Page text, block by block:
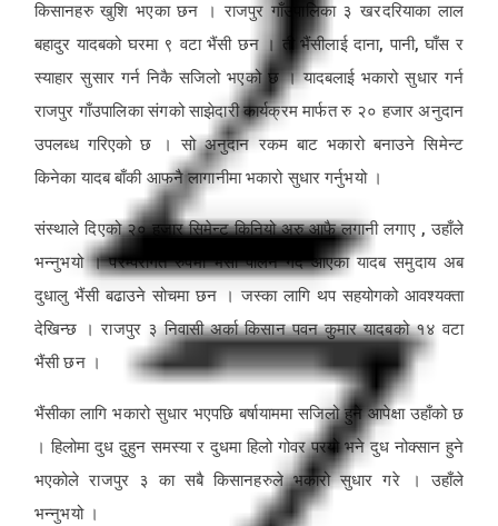
किसानहरु खुशि भएका छन । राजपुर गाँउपालिका ३ खरदरियाका लाल
बहादुर यादबको घरमा ९ वटा भैंसी छन । ती भैंसीलाई दाना, पानी, घाँस र
स्याहार सुसार गर्न निकै सजिलो भएको छ । यादबलाई भकारो सुधार गर्न
राजपुर गाँउपालिका संगको साझेदारी कार्यक्रम मार्फत रु २० हजार अनुदान
उपलब्ध गरिएको छ । सो अनुदान रकम बाट भकारो बनाउने सिमेन्ट
किनेका यादब बाँकी आफनै लागानीमा भकारो सुधार गर्नुभयो ।
संस्थाले दिएको २० हजार सिमेन्ट किनियो अरु आफै लगानी लगाए , उहाँले
भन्नुभयो । परम्परागत रुपमा भैंसी पालन गर्दै आएका यादब समुदाय अब
दुधालु भैंसी बढाउने सोचमा छन । जस्का लागि थप सहयोगको आवश्यक्ता
देखिन्छ । राजपुर ३ निवासी अर्का किसान पवन कुमार यादबको १४ वटा
भैंसी छन ।
भैंसीका लागि भकारो सुधार भएपछि बर्षायाममा सजिलो हुने आपेक्षा उहाँको छ
। हिलोमा दुध दुहुन समस्या र दुधमा हिलो गोवर परयो भने दुध नोक्सान हुने
भएकोले राजपुर ३ का सबै किसानहरुले भकारो सुधार गरे । उहाँले
भन्नुभयो ।